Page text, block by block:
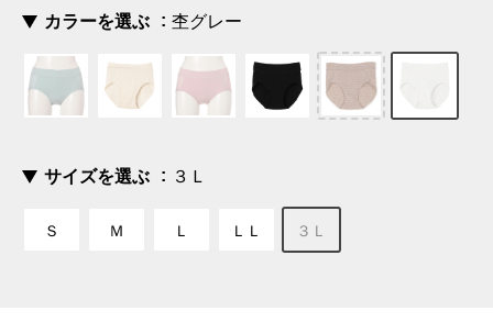
カラーを選ぶ 杢グレー
サイズを選ぶ ３Ｌ
Ｓ Ｍ Ｌ ＬＬ ３Ｌ